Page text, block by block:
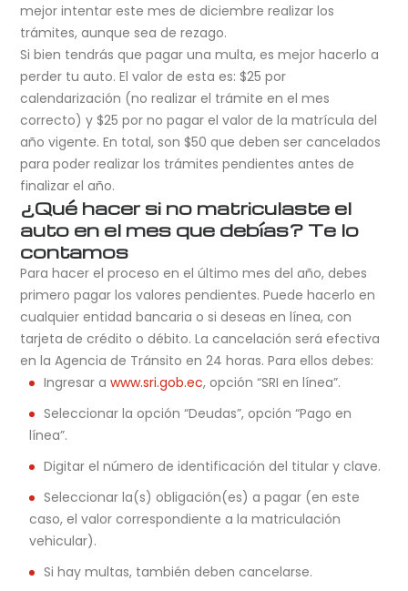
mejor intentar este mes de diciembre realizar los
trámites, aunque sea de rezago.
Si bien tendrás que pagar una multa, es mejor hacerlo a
perder tu auto. El valor de esta es: $25 por
calendarización (no realizar el trámite en el mes
correcto) y $25 por no pagar el valor de la matrícula del
año vigente. En total, son $50 que deben ser cancelados
para poder realizar los trámites pendientes antes de
finalizar el año.
¿Qué hacer si no matriculaste el
auto en el mes que debías? Te lo
contamos
Para hacer el proceso en el último mes del año, debes
primero pagar los valores pendientes. Puede hacerlo en
cualquier entidad bancaria o si deseas en línea, con
tarjeta de crédito o débito. La cancelación será efectiva
en la Agencia de Tránsito en 24 horas. Para ellos debes:
Ingresar awww.sri.gob.ec, opción “SRI en línea”.
Seleccionar la opción “Deudas”, opción “Pago en
línea”.
Digitar el número de identificación del titular y clave.
Seleccionar la(s) obligación(es) a pagar (en este
caso, el valor correspondiente a la matriculación
vehicular).
Si hay multas, también deben cancelarse.